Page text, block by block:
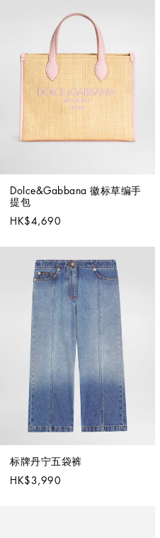
Dolce&Gabbana 徽标草编手
提包
HK$4,690
标牌丹宁五袋裤
HK$3,990